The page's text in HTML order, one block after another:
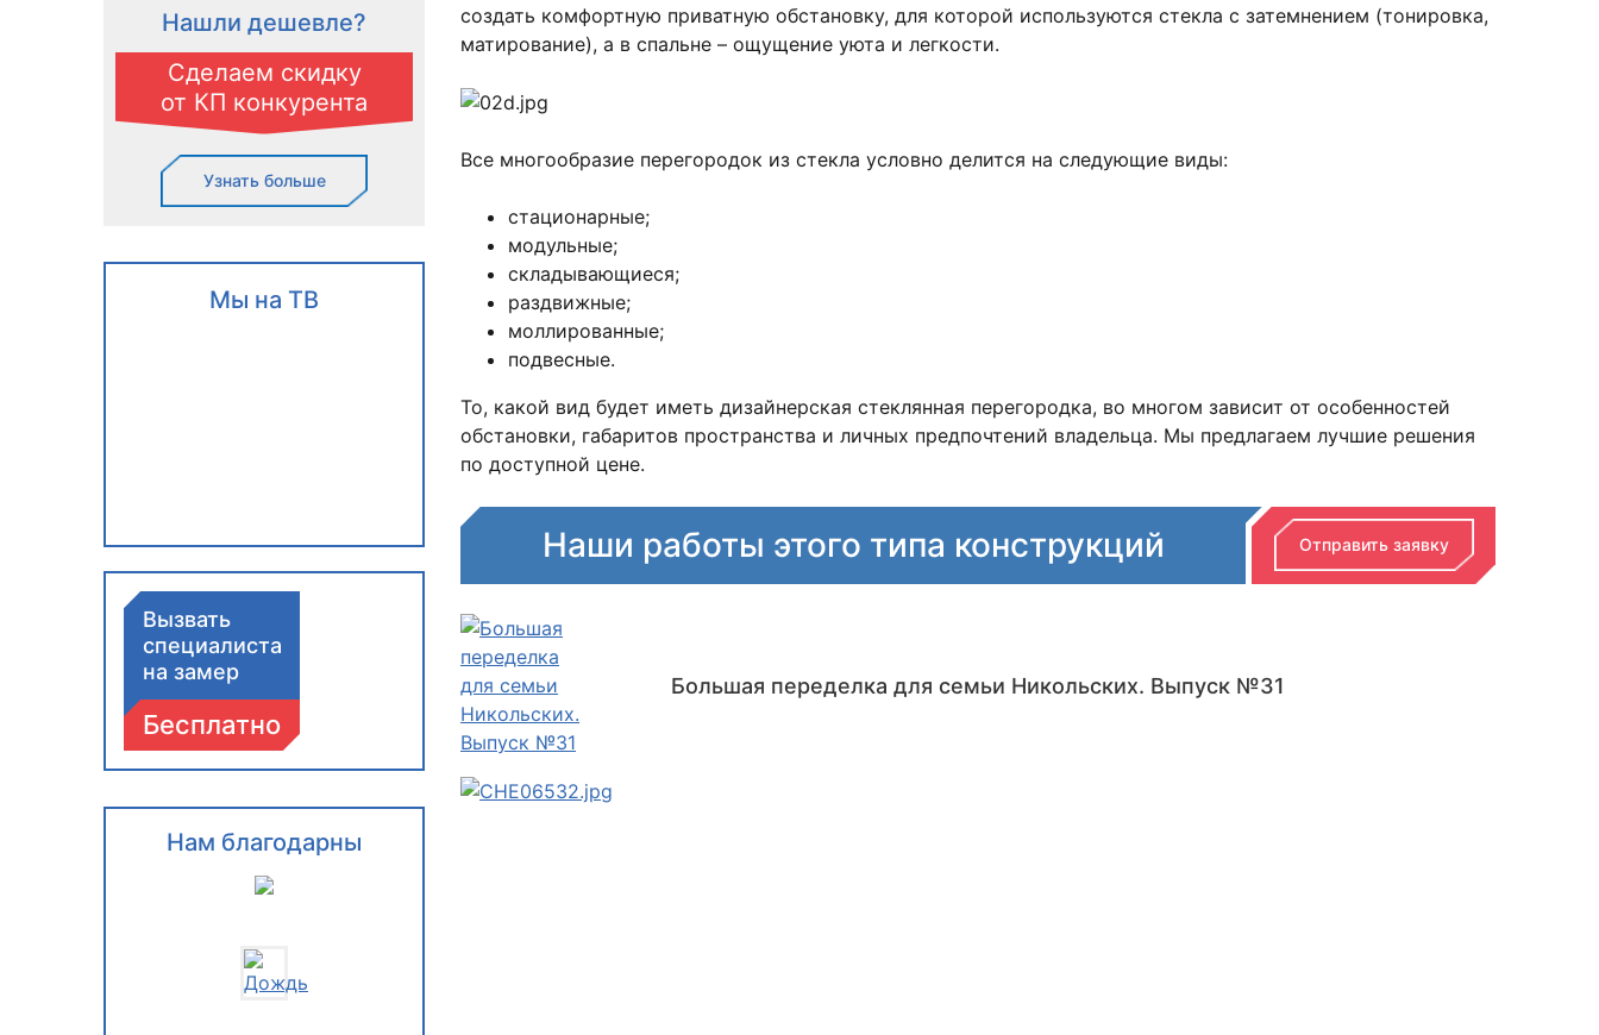
Нашли дешевле?
Сделаем скидку
от КП конкурента
Узнать больше
Мы на ТВ
Вызвать
специалиста
на замер
Бесплатно
Нам благодарны
создать комфортную приватную обстановку, для которой используются стекла с затемнением (тонировка,
матирование), а в спальне – ощущение уюта и легкости.
Все многообразие перегородок из стекла условно делится на следующие виды:
стационарные;
модульные;
складывающиеся;
раздвижные;
моллированные;
подвесные.
То, какой вид будет иметь дизайнерская стеклянная перегородка, во многом зависит от особенностей
обстановки, габаритов пространства и личных предпочтений владельца. Мы предлагаем лучшие решения
по доступной цене.
Наши работы этого типа конструкций Отправить заявку
Большая переделка для семьи Никольских. Выпуск №31